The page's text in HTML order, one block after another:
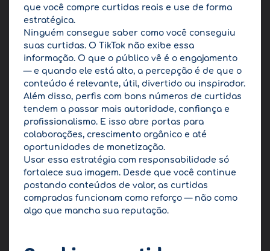
que você compre curtidas reais e use de forma
estratégica.
Ninguém consegue saber como você conseguiu
suas curtidas. O TikTok não exibe essa
informação. O que o público vê é o engajamento
— e quando ele está alto, a percepção é de que o
conteúdo é relevante, útil, divertido ou inspirador.
Além disso, perfis com bons números de curtidas
tendem a passar mais autoridade, confiança e
profissionalismo. E isso abre portas para
colaborações, crescimento orgânico e até
oportunidades de monetização.
Usar essa estratégia com responsabilidade só
fortalece sua imagem. Desde que você continue
postando conteúdos de valor, as curtidas
compradas funcionam como reforço — não como
algo que mancha sua reputação.